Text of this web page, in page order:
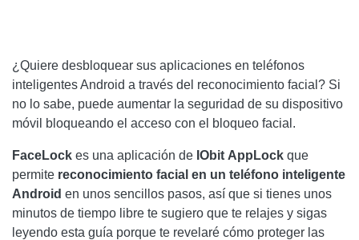
¿Quiere desbloquear sus aplicaciones en teléfonos
inteligentes Android a través del reconocimiento facial? Si
no lo sabe, puede aumentar la seguridad de su dispositivo
móvil bloqueando el acceso con el bloqueo facial.
FaceLock es una aplicación de IObit AppLock que
permite reconocimiento facial en un teléfono inteligente
Android en unos sencillos pasos, así que si tienes unos
minutos de tiempo libre te sugiero que te relajes y sigas
leyendo esta guía porque te revelaré cómo proteger las